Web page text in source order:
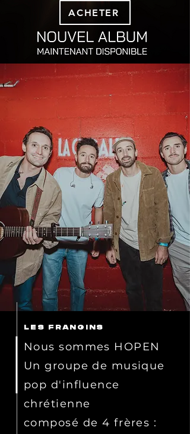
ACHETER
LES FRANGINS
Nous sommes HOPEN
Un groupe de musique
pop d'influence
chrétienne
composé de 4 frères :